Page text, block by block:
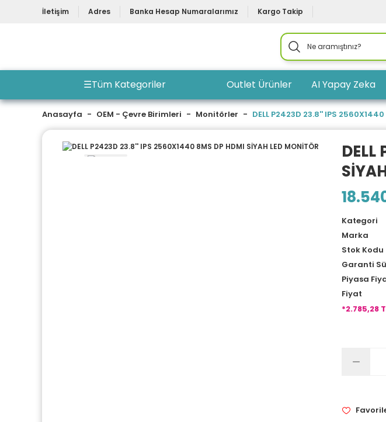
İletişim Adres Banka Hesap Numaralarımız Kargo Takip
☰Tüm Kategoriler Outlet Ürünler AI Yapay Zeka
Anasayfa OEM - Çevre Birimleri Monitörler DELL P2423D 23.8'' IPS
DELL
Kategori
Marka
Stok Kodu
Garanti
Piyasa
Fiyat
*2.785,28